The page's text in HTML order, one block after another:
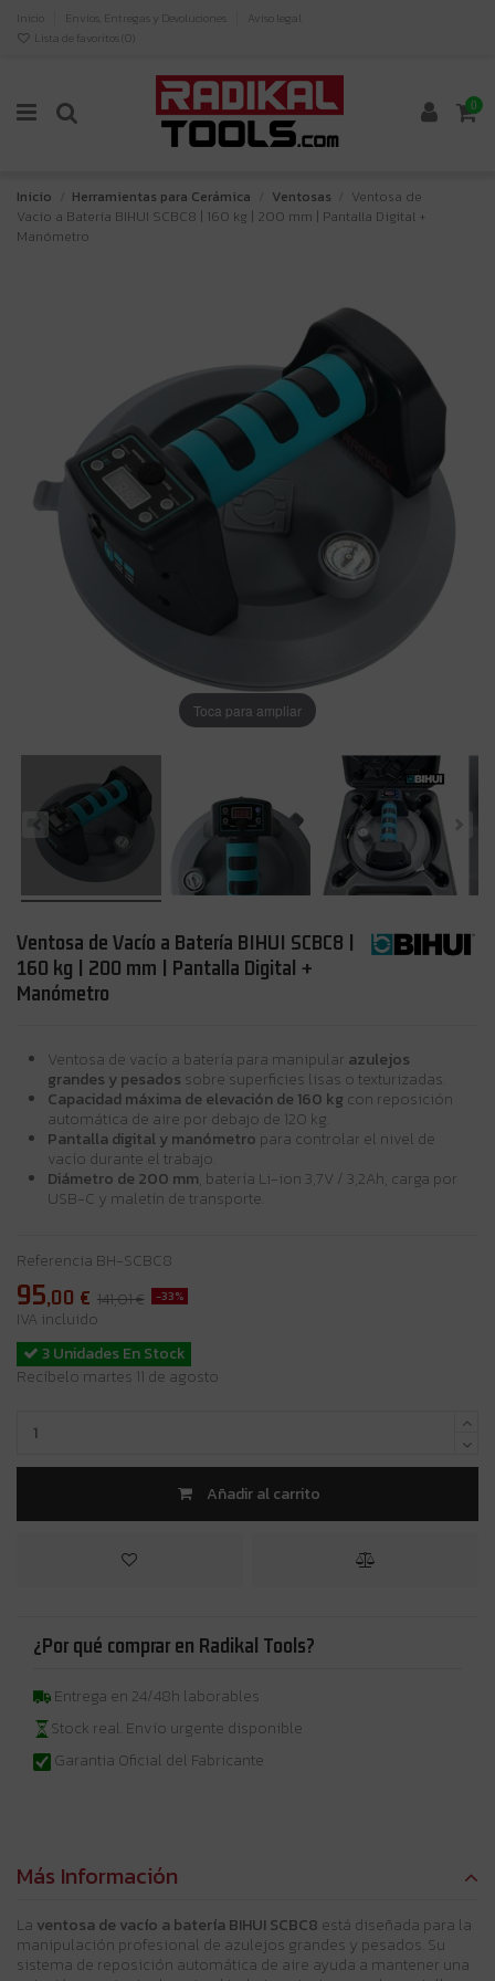
Inicio Envíos, Entregas y Devoluciones
Aviso legal
Lista de favoritos ( 0)
0
Inicio Herramientas para Cerámica Ventosas
Ventosa de
Vacío a Batería BIHUI SCBC8 | 160 kg | 200 mm | Pantalla Digital +
Manómetro
Toca para ampliar
Ventosa de Vacío a Batería BIHUI SCBC8 |
160 kg | 200 mm | Pantalla Digital +
Manómetro
Ventosa de vacío a batería para manipular azulejos
grandes y pesados sobre superficies lisas o texturizadas.
Capacidad máxima de elevación de 160 kg con reposición
automática de aire por debajo de 120 kg.
Pantalla digital y manómetro para controlar el nivel de
vacío durante el trabajo.
Diámetro de 200 mm, batería Li-ion 3,7V / 3,2Ah, carga por
USB-C y maletín de transporte.
Referencia BH-SCBC8
95,00 € 141,01 € -33%
IVA incluido
3 Unidades En Stock
Recíbelo martes 11 de agosto
Añadir al carrito
¿Por qué comprar en Radikal Tools?
Entrega en 24/48h laborables
Stock real. Envío urgente disponible
Garantia Oficial del Fabricante
Más Información
La ventosa de vacío a batería BIHUI SCBC8 está diseñada para la
manipulación profesional de azulejos grandes y pesados. Su
sistema de reposición automática de aire ayuda a mantener una